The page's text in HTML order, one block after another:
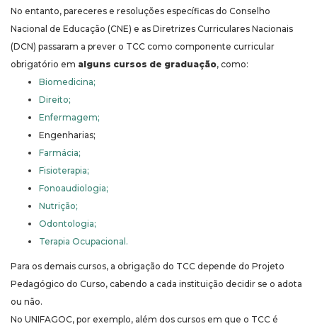
No entanto, pareceres e resoluções específicas do Conselho
Nacional de Educação (CNE) e as Diretrizes Curriculares Nacionais
(DCN) passaram a prever o TCC como componente curricular
obrigatório em alguns cursos de graduação, como:
Biomedicina;
Direito;
Enfermagem;
Engenharias;
Farmácia;
Fisioterapia;
Fonoaudiologia;
Nutrição;
Odontologia;
Terapia Ocupacional.
Para os demais cursos, a obrigação do TCC depende do Projeto
Pedagógico do Curso, cabendo a cada instituição decidir se o adota
ou não.
No UNIFAGOC, por exemplo, além dos cursos em que o TCC é